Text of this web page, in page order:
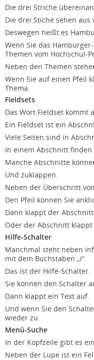
Die drei Striche
Die drei Stiche sehen aus
Deswegen heißt es
Wenn Sie das
Themen vom Hochschul-
Neben den Themen
Wenn Sie auf einen Pfeil
Thema.
Fieldsets
Das Wort Fieldset kommt
Ein Fieldset ist ein
Viele Seiten sind in
In einem Abschnitt
Manche Abschnitte
Und zuklappen.
Neben der Überschritt
Den Pfeil können Sie
Dann klappt der
Oder der Abschnitt klappt
Hilfe-Schalter
Manchmal steht neben
mit dem Buchstaben „i“.
Das ist der Hilfe-Schalter.
Sie können den Schalter
Dann klappt ein Text auf.
Und wenn Sie den
wieder zu.
Menü-Suche
In der Kopfzeile gibt es
Neben der Lupe ist ein